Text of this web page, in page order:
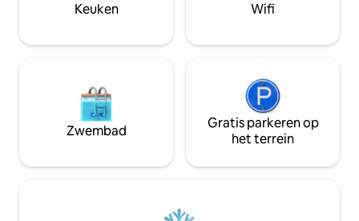
Keuken Wifi
Zwembad
Gratis parkeren op
het terrein